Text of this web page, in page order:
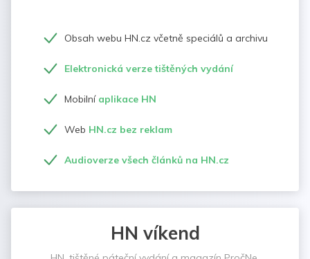
Obsah webu HN.cz včetně speciálů a archivu
Elektronická verze tištěných vydání
Mobilní aplikace HN
Web HN.cz bez reklam
Audioverze všech článků na HN.cz
HN víkend